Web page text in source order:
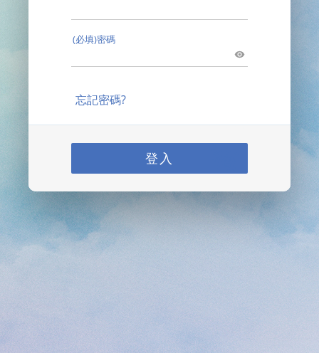
(必填)密碼
忘記密碼?
登入